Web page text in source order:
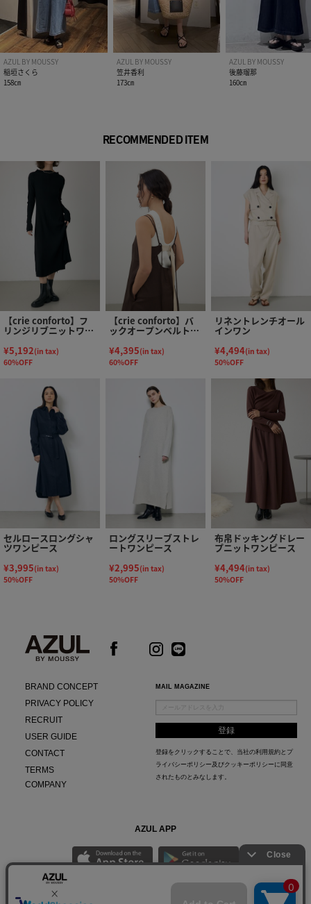
※お取り扱い上のご注意
こちらの商品はONE WASH加工のため、色落ちする可能性があ
ります。
淡色のアイテムとの組み合わせや、お洗濯の際はご注意くださ
い。
※画像の商品はサンプルです。実際の商品と仕様、加工が若干
異なる場合があります。
※画像の商品は光の照射や角度、お使いのモニター環境によ
り、実物と色味が異なる場合がございます。
※着用、お取り扱いの際は、アテンションタグをご確認くださ
い。
AZUL BY MOUSSY
稲垣さくら
158㎝
AZUL BY MOUSSY
笠井香利
173㎝
AZUL BY MOUSSY
後藤瑠那
160㎝
RECOMMENDED ITEM
【crie conforto】フ
リンジリブニットワン
¥5,192(in tax)
60%OFF
【crie conforto】バ
ックオープンベルトキ
ャミワンピース
¥4,395(in tax)
60%OFF
リネントレンチオール
インワン
¥4,494(in tax)
50%OFF
セルロースロングシャ
ツワンピース
¥3,995(in tax)
50%OFF
ロングスリーブストレ
ートワンピース
¥2,995(in tax)
50%OFF
布帛ドッキングドレー
プニットワンピース
¥4,494(in tax)
50%OFF
BRAND CONCEPT
PRIVACY POLICY
RECRUIT
USER GUIDE
CONTACT
TERMS
COMPANY
MAIL MAGAZINE
登録をクリックすることで、当社の利用規約と プ
ライバシーポリシー及びクッキーポリシー に同意
されたものとみなします。
AZUL APP
最新ニュースやスタイリング紹介までAZUL BY MOUSSYのお得な情報がいち早くチェック